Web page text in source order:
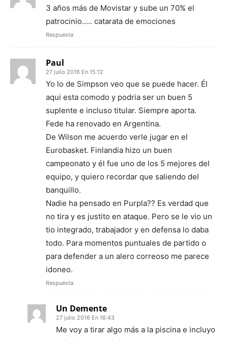
3 años más de Movistar y sube un 70% el
patrocinio….. catarata de emociones
Respuesta
Paul
27 julio 2016 En 15:12
Yo lo de Simpson veo que se puede hacer. Él
aqui esta comodo y podria ser un buen 5
suplente e incluso titular. Siempre aporta.
Fede ha renovado en Argentina.
De Wilson me acuerdo verle jugar en el
Eurobasket. Finlandia hizo un buen
campeonato y él fue uno de los 5 mejores del
equipo, y quiero recordar que saliendo del
banquillo.
Nadie ha pensado en Purpla?? Es verdad que
no tira y es justito en ataque. Pero se le vio un
tio integrado, trabajador y en defensa lo daba
todo. Para momentos puntuales de partido o
para defender a un alero correoso me parece
idoneo.
Respuesta
Un Demente
27 julio 2016 En 16:43
Me voy a tirar algo más a la piscina e incluyo